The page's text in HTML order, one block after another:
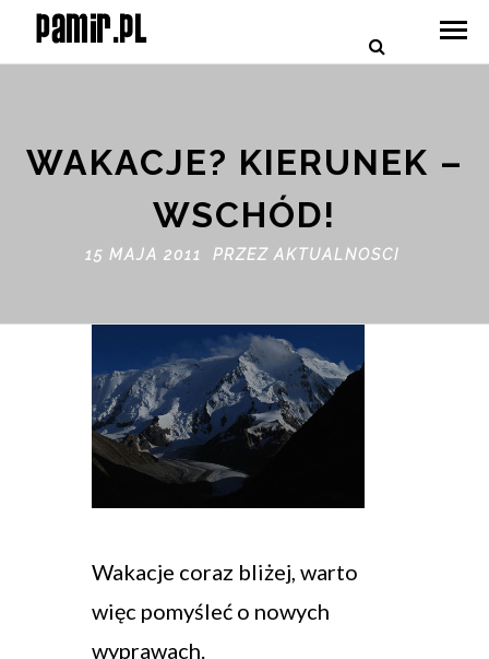
WAKACJE? KIERUNEK –
WSCHÓD!
15 MAJA 2011 PRZEZAKTUALNOSCI
Wakacje coraz bliżej, warto
więc pomyśleć o nowych
wyprawach.